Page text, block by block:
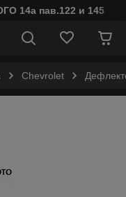
14а пав.122 и 145
Chevrolet